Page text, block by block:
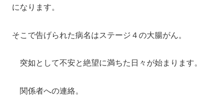
になります。
そこで告げられた病名はステージ４の大腸がん。
突如として不安と絶望に満ちた日々が始まります。
関係者への連絡。